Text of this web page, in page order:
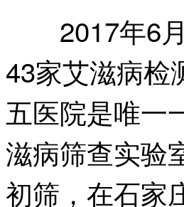
2017年6月
43家艾滋病检
五医院是唯一
滋病筛查实验
初筛，在石家